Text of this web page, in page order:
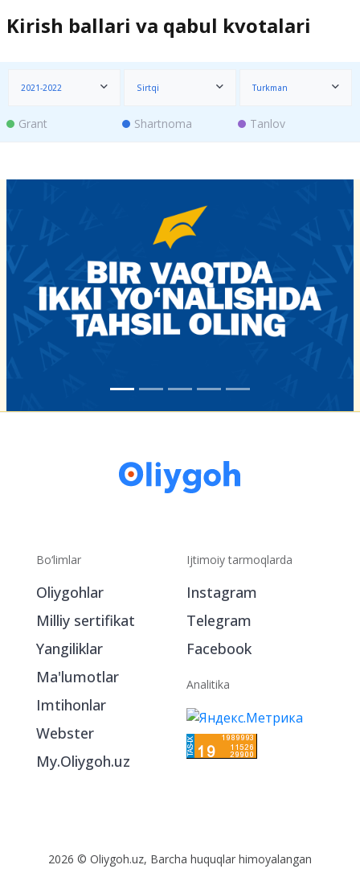
Kirish ballari va qabul kvotalari
2021-2022 Sirtqi Turkman
Grant Shartnoma Tanlov
Bo‘limlar
Oliygohlar
Milliy sertifikat
Yangiliklar
Ma'lumotlar
Imtihonlar
Webster
My.Oliygoh.uz
Ijtimoiy tarmoqlarda
Instagram
Telegram
Facebook
Analitika
2026 © Oliygoh.uz, Barcha huquqlar himoyalangan